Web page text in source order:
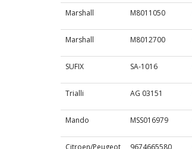
Marshall M8011050
Marshall M8012700
SUFIX SA-1016
Trialli AG 03151
Mando MSS016979
Citroen/Peugeot 9674665580